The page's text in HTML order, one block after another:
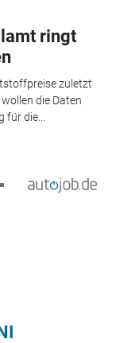
ringt
zuletzt
die Daten
die...